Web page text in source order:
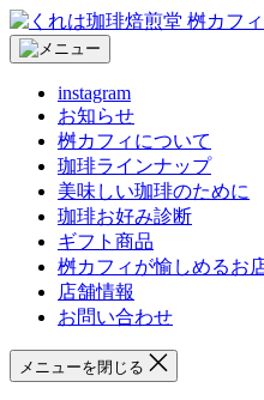
コ
ン
テ
instagram
お知らせ
桝カフィについて
珈琲ラインナップ
美味しい珈琲のために
珈琲お好み診断
ギフト商品
桝カフィが愉しめるお
店舗情報
お問い合わせ
メニューを閉じる